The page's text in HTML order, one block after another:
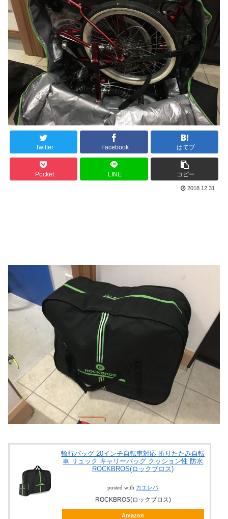
Twitter Facebook はてブ
Pocket LINE コピー
2018.12.31
輪行バッグ 20インチ自転車対応 折りたたみ自転
車 リュック キャリーバッグ クッション性 防水
ROCKBROS(ロックブロス)
posted with カエレバ
ROCKBROS(ロックブロス)
Amazon